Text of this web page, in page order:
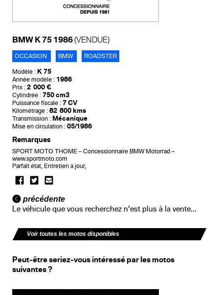
BMW K 75 1986(VENDUE)
OCCASION BMW ROADSTER
Modèle : K 75
Année modèle : 1986
Prix : 2 000 €
Cylindrée : 750 cm3
Puissance fiscale : 7 CV
Kilométrage : 82 800 kms
Transmission : Mécanique
Mise en circulation : 05/1986
Remarques
SPORT MOTO THOME – Concessionnaire BMW Motorrad –
www.sportmoto.com
Parfait état, Entretien à jour,
précédente
Le véhicule que vous recherchez n'est plus à la vente...
Voir toutes les motos disponibles
Peut-être seriez-vous intéressé par les motos
suivantes ?